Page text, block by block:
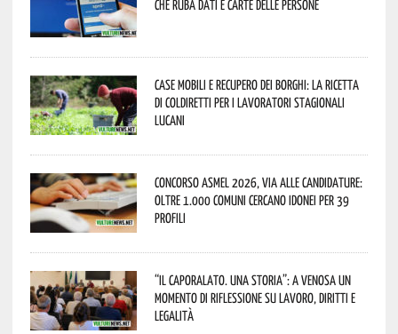
che ruba dati e carte delle persone
Case mobili e recupero dei borghi: la ricetta
di Coldiretti per i lavoratori stagionali
lucani
Concorso Asmel 2026, via alle candidature:
oltre 1.000 Comuni cercano idonei per 39
profili
“Il caporalato. Una storia”: a Venosa un
momento di riflessione su lavoro, diritti e
legalità